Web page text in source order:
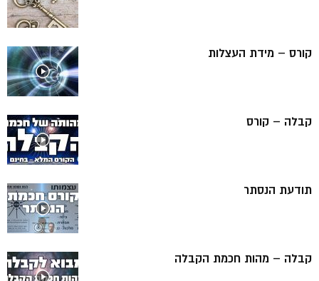
קורס – מידת העצלות
קבלה – קורס
תודעת הנסתר
קבלה – מהות חכמת הקבלה